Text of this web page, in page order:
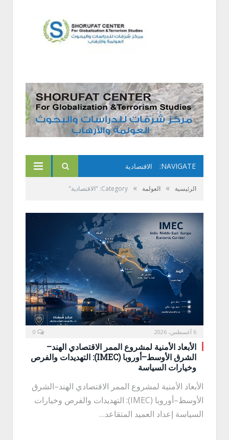
NAVIGATE: الاقتصادية
الرئيسية » العولمة » Category: "الاقتصادية"
6 أغسطس، 2026
الأبعاد الأمنية لمشروع الممر الاقتصادي الهند–
الشرق الأوسط–أوروبا (IMEC): التهديدات والفرص
وخيارات السياسة
الأبعاد الأمنية لمشروع الممر الاقتصادي الهند–الشرق
الأوسط–أوروبا (IMEC): التهديدات والفرص وخيارات
السياسة إعداد العميد المتقاعد…